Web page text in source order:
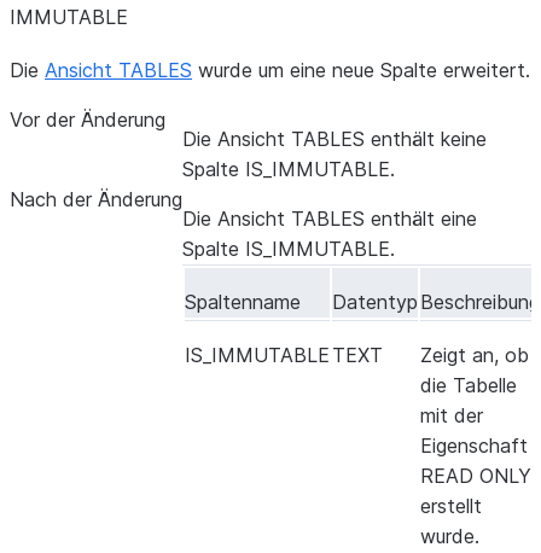
IMMUTABLE
Die Ansicht TABLES wurde um eine neue Spalte erweitert.
Vor der Änderung
Die Ansicht TABLES enthält keine
Spalte IS_IMMUTABLE.
Nach der Änderung
Die Ansicht TABLES enthält eine
Spalte IS_IMMUTABLE.
Spaltenname Datentyp Beschreibung
IS_IMMUTABLE TEXT
Zeigt an, ob
die Tabelle
mit der
Eigenschaft
READ ONLY
erstellt
wurde.